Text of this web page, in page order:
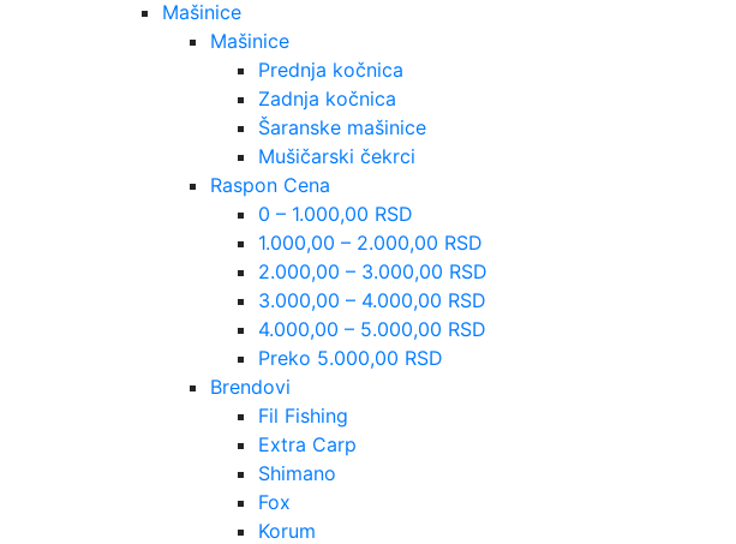
Mašinice
Mašinice
Prednja kočnica
Zadnja kočnica
Šaranske mašinice
Mušičarski čekrci
Raspon Cena
0 – 1.000,00 RSD
1.000,00 – 2.000,00 RSD
2.000,00 – 3.000,00 RSD
3.000,00 – 4.000,00 RSD
4.000,00 – 5.000,00 RSD
Preko 5.000,00 RSD
Brendovi
Fil Fishing
Extra Carp
Shimano
Fox
Korum